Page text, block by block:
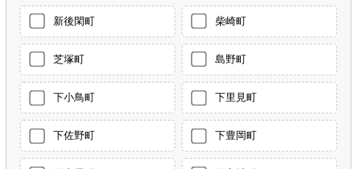
新後閑町 柴崎町
芝塚町 島野町
下小鳥町 下里見町
下佐野町 下豊岡町